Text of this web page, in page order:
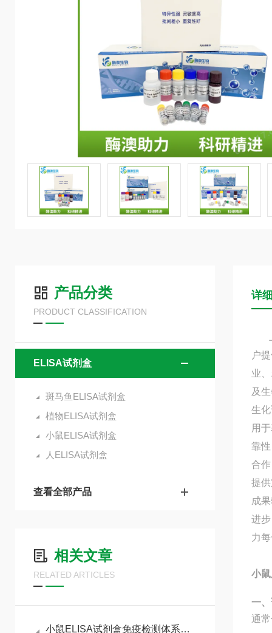
产品分类
PRODUCT CLASSIFICATION
ELISA试剂盒
斑马鱼ELISA试剂盒
植物ELISA试剂盒
小鼠ELISA试剂盒
人ELISA试剂盒
查看全部产品
相关文章
RELATED ARTICLES
小鼠ELISA试剂盒免疫检测体系与动物模型实验实操指南
详
户
业
及
生
用
靠
合
提
成
进
力
小
一
通